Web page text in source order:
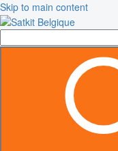
Skip to main content